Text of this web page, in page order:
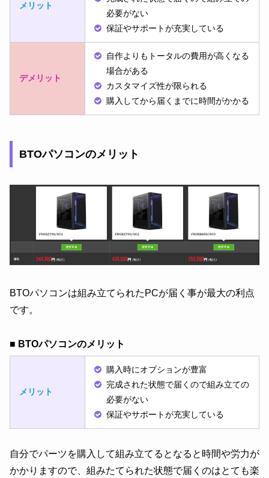
メリット
必要がない
保証やサポートが充実している
デメリット
自作よりもトータルの費用が高くなる
場合がある
カスタマイズ性が限られる
購入してから届くまでに時間がかかる
BTOパソコンのメリット
BTOパソコンは組み立てられたPCが届く事が最大の利点
です。
■ BTOパソコンのメリット
メリット
購入時にオプションが豊富
完成された状態で届くので組み立ての
必要がない
保証やサポートが充実している
自分でパーツを購入して組み立てるとなると時間や労力が
かかりますので、組みたてられた状態で届くのはとても楽